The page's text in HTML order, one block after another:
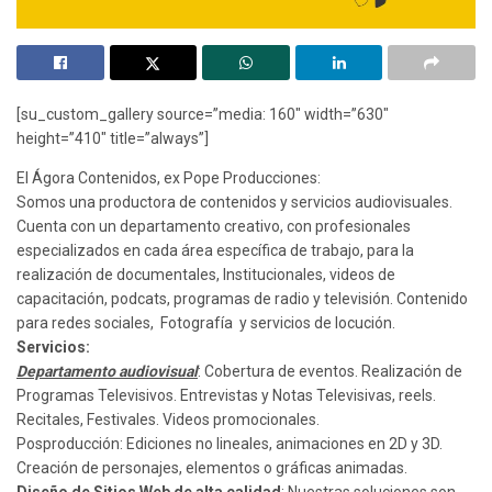
[su_custom_gallery source=”media: 160″ width=”630″
height=”410″ title=”always”]
El Ágora Contenidos, ex Pope Producciones:
Somos una productora de contenidos y servicios audiovisuales.
Cuenta con un departamento creativo, con profesionales
especializados en cada área específica de trabajo, para la
realización de documentales, Institucionales, videos de
capacitación, podcats, programas de radio y televisión. Contenido
para redes sociales, Fotografía y servicios de locución.
Servicios:
Departamento audiovisual: Cobertura de eventos. Realización de
Programas Televisivos. Entrevistas y Notas Televisivas, reels.
Recitales, Festivales. Videos promocionales.
Posproducción: Ediciones no lineales, animaciones en 2D y 3D.
Creación de personajes, elementos o gráficas animadas.